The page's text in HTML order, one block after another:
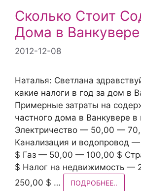
Сколько Стоит
Дома в Ванкувере
2012-12-08
Наталья: Светлана
какие налоги в год за дом в
Примерные затраты на
частного дома в Ванкувере в
Электричество — 50,00 —
Канализация и водопровод
$ Газ — 50,00 — 100,00 $
$ Налог на недвижимость —
250,00 $ …
ПОДРОБНЕЕ..